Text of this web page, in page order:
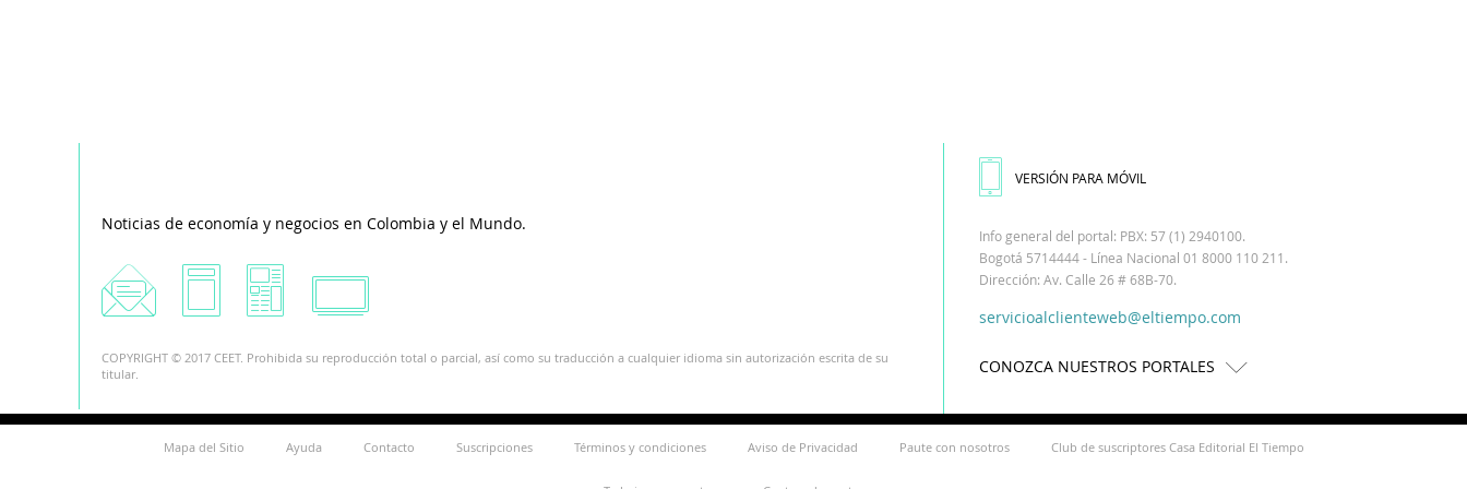
Noticias de economía y negocios en Colombia y el Mundo.
COPYRIGHT © 2017 CEET. Prohibida su reproducción total o parcial, así como su traducción a cualquier idioma sin autorización escrita de su
titular.
VERSIÓN PARA MÓVIL
Info general del portal: PBX: 57 (1) 2940100.
Bogotá 5714444 - Línea Nacional 01 8000 110 211.
Dirección: Av. Calle 26 # 68B-70.
servicioalclienteweb@eltiempo.com
CONOZCA NUESTROS PORTALES
Mapa del Sitio Ayuda Contacto Suscripciones Términos y condiciones Aviso de Privacidad Paute con nosotros Club de suscriptores Casa Editorial El Tiempo